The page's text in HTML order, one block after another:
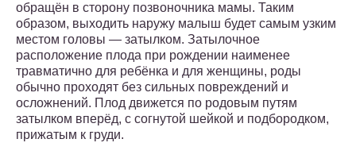
обращён в сторону позвоночника мамы. Таким
образом, выходить наружу малыш будет самым узким
местом головы — затылком. Затылочное
расположение плода при рождении наименее
травматично для ребёнка и для женщины, роды
обычно проходят без сильных повреждений и
осложнений. Плод движется по родовым путям
затылком вперёд, с согнутой шейкой и подбородком,
прижатым к груди.